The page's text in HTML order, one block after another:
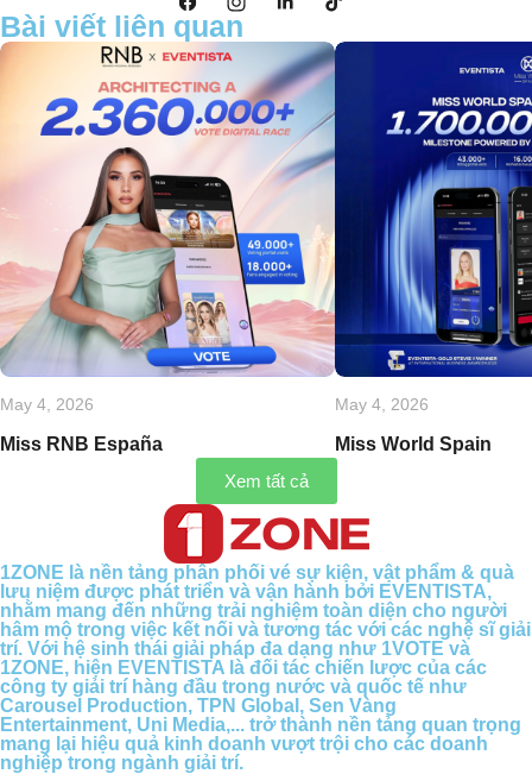
Bài viết liên quan
May 4, 2026
Miss RNB España
May 4, 2026
Miss World Spain
Xem tất cả
1ZONE là nền tảng phân phối vé sự kiện, vật phẩm & quà
lưu niệm được phát triển và vận hành bởi EVENTISTA,
nhằm mang đến những trải nghiệm toàn diện cho người
hâm mộ trong việc kết nối và tương tác với các nghệ sĩ giải
trí. Với hệ sinh thái giải pháp đa dạng như 1VOTE và
1ZONE, hiện EVENTISTA là đối tác chiến lược của các
công ty giải trí hàng đầu trong nước và quốc tế như
Carousel Production, TPN Global, Sen Vàng
Entertainment, Uni Media,... trở thành nền tảng quan trọng
mang lại hiệu quả kinh doanh vượt trội cho các doanh
nghiệp trong ngành giải trí.